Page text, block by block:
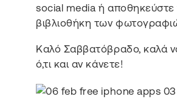
social media ή αποθηκεύστε
βιβλιοθήκη των
Καλό Σαββατόβραδο, καλά
ό,τι και αν κάνετε!